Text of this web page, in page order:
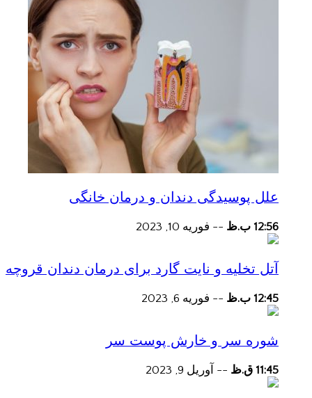
علل پوسیدگی دندان و درمان خانگی
12:56 ب.ظ -- فوریه 10, 2023
آتل تخلیه و نایت گارد برای درمان دندان قروچه
12:45 ب.ظ -- فوریه 6, 2023
شوره سر و خارش پوست سر
11:45 ق.ظ -- آوریل 9, 2023